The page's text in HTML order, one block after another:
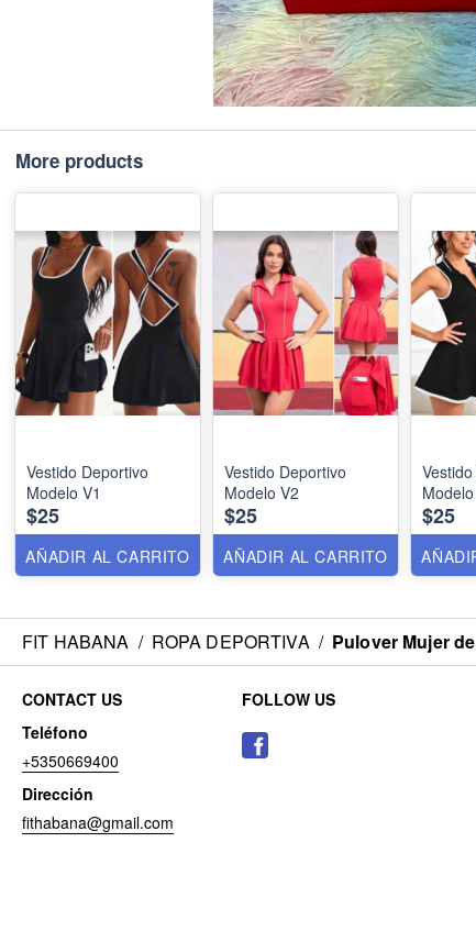
More products
Vestido Deportivo
Modelo V1
$25
AÑADIR AL CARRITO
Vestido Deportivo
Modelo V2
$25
AÑADIR AL CARRITO
$25
FIT HABANA / ROPA DEPORTIVA / Pulover Mujer
CONTACT US
Teléfono
+5350669400
Dirección
fithabana@gmail.com
FOLLOW US